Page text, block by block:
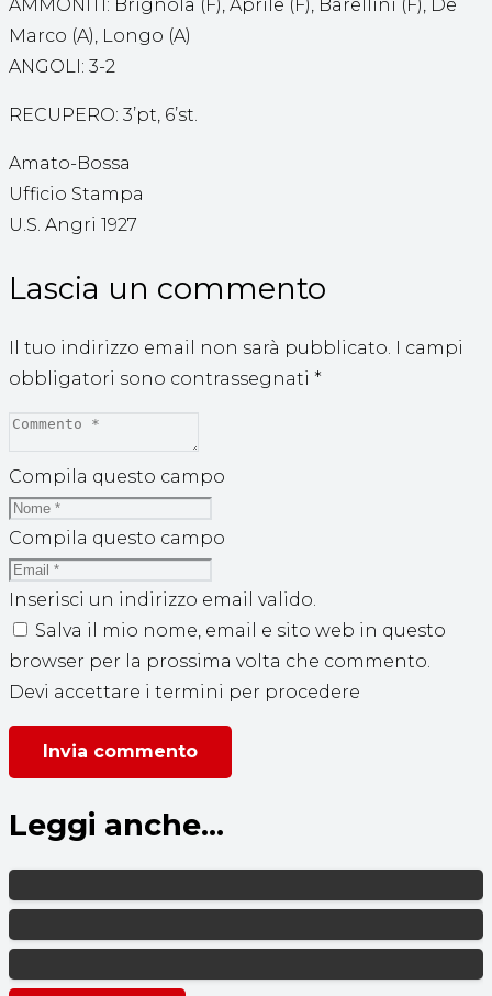
AMMONITI: Brignola (F), Aprile (F), Barellini (F), De
Marco (A), Longo (A)
ANGOLI: 3-2
RECUPERO: 3’pt, 6’st.
Amato-Bossa
Ufficio Stampa
U.S. Angri 1927
Lascia un commento
Il tuo indirizzo email non sarà pubblicato. I campi
obbligatori sono contrassegnati *
Compila questo campo
Compila questo campo
Inserisci un indirizzo email valido.
Salva il mio nome, email e sito web in questo
browser per la prossima volta che commento.
Devi accettare i termini per procedere
Invia commento
Leggi anche...